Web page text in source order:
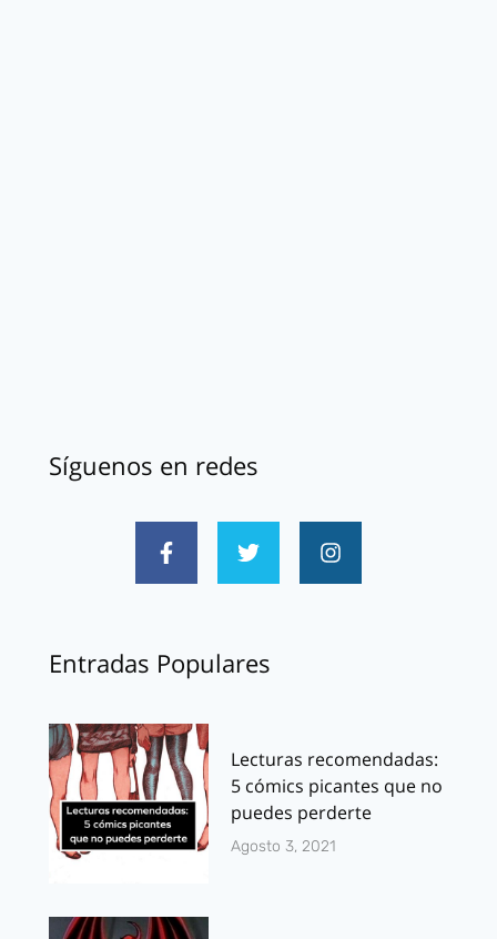
Síguenos en redes
Entradas Populares
Lecturas recomendadas:
5 cómics picantes que no
puedes perderte
Agosto 3, 2021